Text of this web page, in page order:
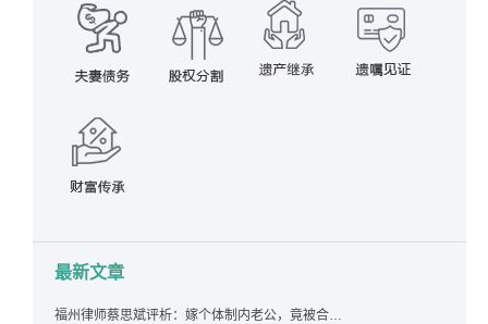
最新文章
福州律师蔡思斌评析：嫁个体制内老公，竟被合伙设局背上近百万债务，婚前不查征信真要命！